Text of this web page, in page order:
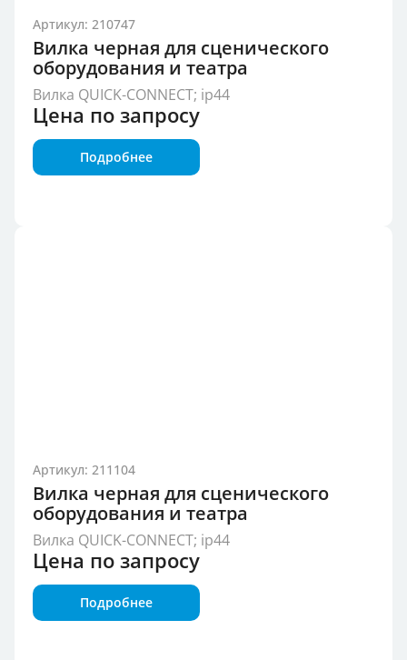
Артикул: 210747
Вилка черная для сценического
оборудования и театра
Вилка QUICK-CONNECT; ip44
Цена по запросу
Подробнее
Артикул: 211104
Вилка черная для сценического
оборудования и театра
Вилка QUICK-CONNECT; ip44
Цена по запросу
Подробнее